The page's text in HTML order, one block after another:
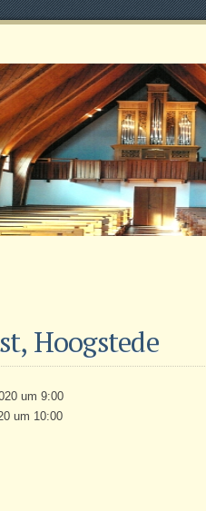
Hoogstede
um 9:00
um 10:00